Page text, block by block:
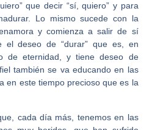
que decir “sí, quiero” y para
Lo mismo sucede con la
y comienza a salir de sí
el deseo de “durar” que es, en
de eternidad, y tiene deseo de
también se va educando en las
en este tiempo precioso que es la
cada día más, tenemos en las